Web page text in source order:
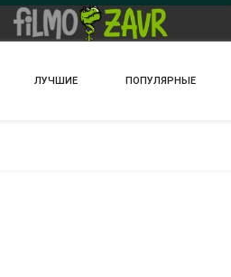
ЛУЧШИЕ ПОПУЛЯРНЫЕ